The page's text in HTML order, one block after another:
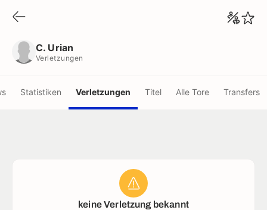
C. Urian
Verletzungen
Statistiken Verletzungen Titel Alle Tore Transfers
keine Verletzung bekannt